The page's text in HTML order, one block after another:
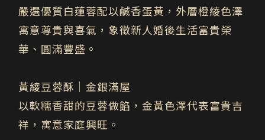
嚴選優質白蓮蓉配以鹹香蛋黃，外層橙綾色澤
寓意尊貴與喜氣，象徵新人婚後生活富貴榮
華、圓滿豐盛。
黃綾豆蓉酥｜金銀滿屋
以軟糯香甜的豆蓉做餡，金黃色澤代表富貴吉
祥，寓意家庭興旺。